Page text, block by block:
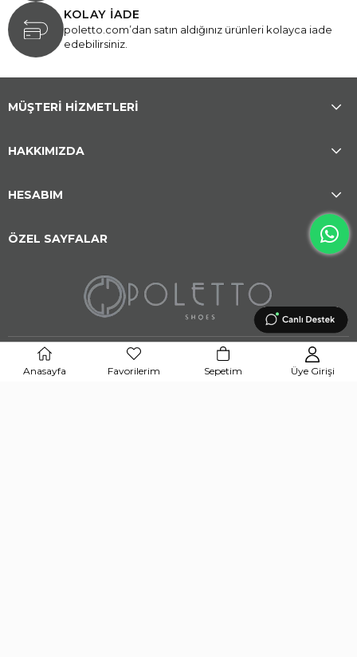
KOLAY İADE
poletto.com’dan satın aldığınız ürünleri kolayca iade
edebilirsiniz.
MÜŞTERİ HİZMETLERİ
HAKKIMIZDA
HESABIM
ÖZEL SAYFALAR
Anasayfa Favorilerim Sepetim Üye Girişi